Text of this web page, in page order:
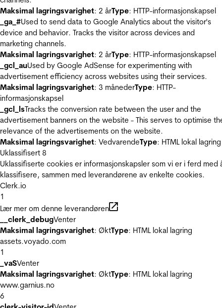
Maksimal lagringsvarighet: 2 årType: HTTP-informasjonskapsel
_ga_#Used to send data to Google Analytics about the visitor's
device and behavior. Tracks the visitor across devices and
marketing channels.
Maksimal lagringsvarighet: 2 årType: HTTP-informasjonskapsel
_gcl_auUsed by Google AdSense for experimenting with
advertisement efficiency across websites using their services.
Maksimal lagringsvarighet: 3 månederType: HTTP-
informasjonskapsel
_gcl_lsTracks the conversion rate between the user and the
advertisement banners on the website - This serves to optimise
relevance of the advertisements on the website.
Maksimal lagringsvarighet: VedvarendeType: HTML lokal lagring
Uklassifisert 8
Uklassifiserte cookies er informasjonskapsler som vi er i ferd med
klassifisere, sammen med leverandørene av enkelte cookies.
Clerk.io
1
Lær mer om denne leverandøren
__clerk_debugVenter
Maksimal lagringsvarighet: ØktType: HTML lokal lagring
assets.voyado.com
1
_vaSVenter
Maksimal lagringsvarighet: ØktType: HTML lokal lagring
www.garnius.no
6